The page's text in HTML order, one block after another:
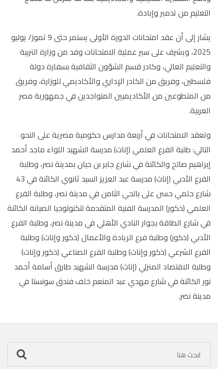
التعليم من تدمير وإبادة.
يشار إلى أن عقد امتحانات الدورة الأولى يستمر حتى 9 تموز/ يوليو
2025، ويشرف على سير عملية الامتحانات وفد من وزارة التربية
والتعليم العالي، وكادر قسم الشؤون الثقافية بسفارة دولة
فلسطين، وفريق من الكادر الإداري والأكاديمي للوزارة، وفريق
من المتطوعين من الأكاديميين المتواجدين في جمهورية مصر
العربية.
وتعقد الامتحانات في أربعة مدارس حكومية مصرية على النحو
التالي: طلبة الفرع العلمي (إناث) مدرسة الشهيد اللواء ماجد أحمد
إبراهيم صالح والكائنة في شارع جابر بن حيان بمدينة نصر، وطلبة
الفرع الأدبي (إناث) مدرسة عبد العزيز السيد ثانوي الكائنة في 43
شارع حلمي حسن على بالحي الثامن في مدينة نصر، وطلبة الفرع
العلمي (ذكور) المدرسة الفنية المتقدمة لتكنولوجيا الصيانة الكائنة
في شارع الطاقة بجوار النادي الأهلي في مدينة نصر، وطلبة الفرع
الأدبي (ذكور) وطلبة فرع الريادة والأعمال (ذكور وإناث) وطلبة
الفرع الشرعي (ذكور وإناث) وطلبة الفرع الصناعي (ذكور وإناث)
وطلبة الاقتصاد المنزلي (إناث) مدرسة الشهيد طارق أسامة أحمد
نور الكائنة في شارع مهدي عبد المنعم خلف فندق سونستا في
مدينة نصر.